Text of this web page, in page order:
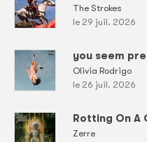
The Strokes
le 29 juil. 2026
you seem
Olivia Rodrigo
le 26 juil. 2026
Rotting On A
Zerre